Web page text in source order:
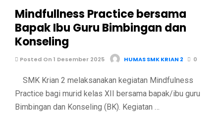
Mindfullness Practice bersama
Bapak Ibu Guru Bimbingan dan
Konseling
Posted On 1 Desember 2025 HUMAS SMK KRIAN 2 0
SMK Krian 2 melaksanakan kegiatan Mindfulness
Practice bagi murid kelas XII bersama bapak/ibu guru
Bimbingan dan Konseling (BK). Kegiatan …